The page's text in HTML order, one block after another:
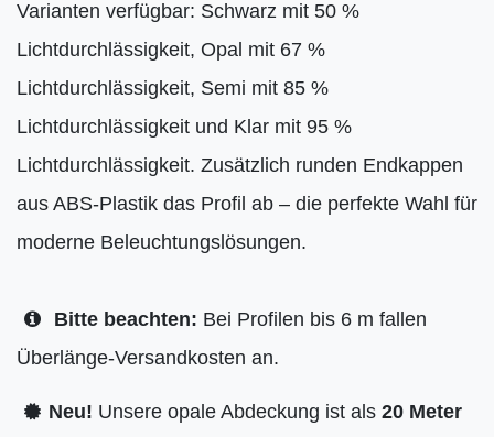
Varianten verfügbar: Schwarz mit 50 %
Lichtdurchlässigkeit, Opal mit 67 %
Lichtdurchlässigkeit, Semi mit 85 %
Lichtdurchlässigkeit und Klar mit 95 %
Lichtdurchlässigkeit. Zusätzlich runden Endkappen
aus ABS-Plastik das Profil ab – die perfekte Wahl für
moderne Beleuchtungslösungen.
Bitte beachten: Bei Profilen bis 6 m fallen
Überlänge-Versandkosten an.
Neu! Unsere opale Abdeckung ist als 20 Meter